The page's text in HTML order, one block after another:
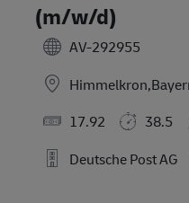
(m/w/d)
AV-292955
17.92
38.5
Deutsche Post AG